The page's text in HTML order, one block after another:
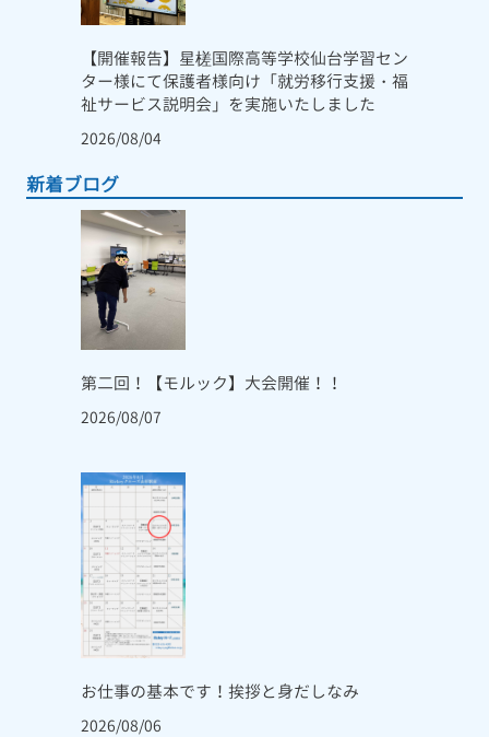
【開催報告】星槎国際高等学校仙台学習セン
ター様にて保護者様向け「就労移行支援・福
祉サービス説明会」を実施いたしました
2026/08/04
新着ブログ
第二回！【モルック】大会開催！！
2026/08/07
お仕事の基本です！挨拶と身だしなみ
2026/08/06